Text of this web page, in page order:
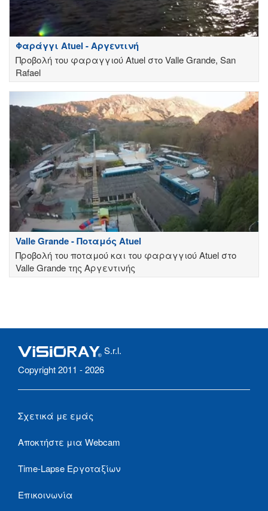
Φαράγγι Atuel - Αργεντινή
Προβολή του φαραγγιού Atuel στο Valle Grande, San
Rafael
Valle Grande - Ποταμός Atuel
Προβολή του ποταμού και του φαραγγιού Atuel στο
Valle Grande της Αργεντινής
S.r.l.
Copyright 2011 - 2026
Σχετικά με εμάς
Αποκτήστε μια Webcam
Time-Lapse Εργοταξίων
Επικοινωνία